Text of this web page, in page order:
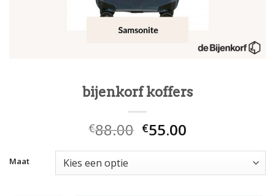
bijenkorf koffers
€88.00 €55.00
Maat